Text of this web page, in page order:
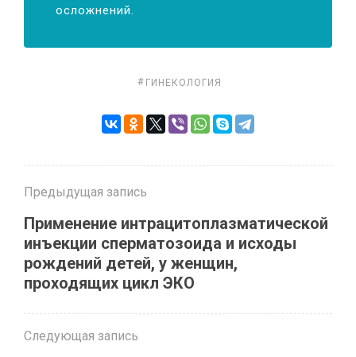
осложнений.
ГИНЕКОЛОГИЯ
Предыдущая запись
Применение интрацитоплазматической
инъекции сперматозоида и исходы
рождений детей, у женщин,
проходящих цикл ЭКО
Следующая запись